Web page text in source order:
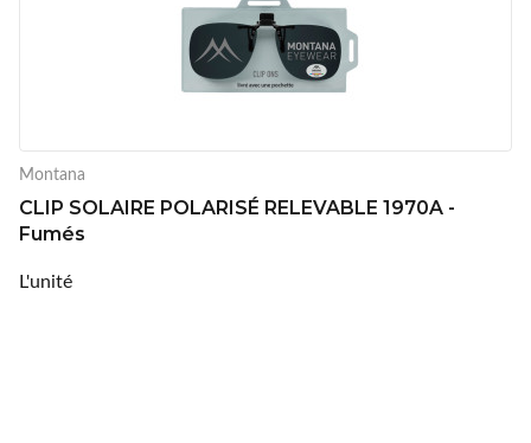
Montana
CLIP SOLAIRE POLARISÉ RELEVABLE 1970A -
Fumés
L'unité